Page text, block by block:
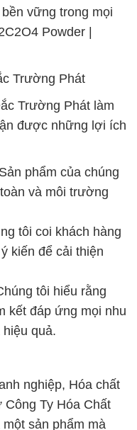
vững trong mọi
Powder |
Trường Phát
Trường Phát làm
được những lợi ích
phẩm của chúng
và môi trường
tôi coi khách hàng
kiến để cải thiện
tôi hiểu rằng
kết đáp ứng mọi nhu
quả.
nghiệp, Hóa chất
Công Ty Hóa Chất
sản phẩm mà